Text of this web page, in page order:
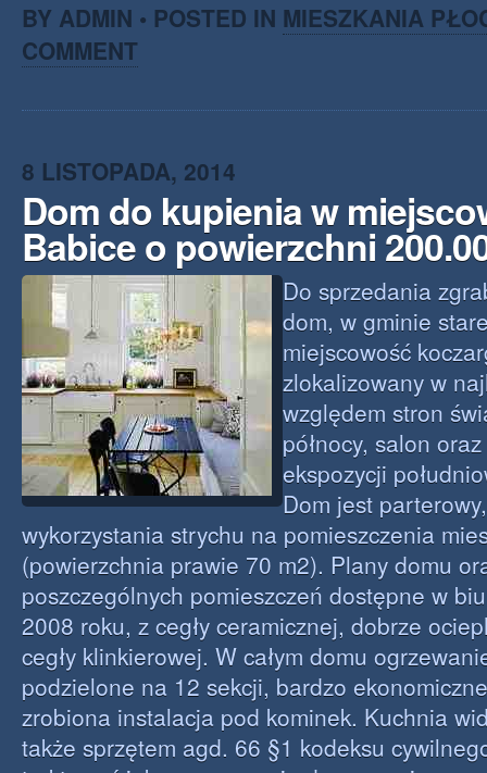
BY ADMIN • POSTED IN MIESZKANIA
COMMENT
8 LISTOPADA, 2014
Dom do kupienia w
Babice o powierzchni
Do sprzedania
dom, w gminie
miejscowość
zlokalizowany w
względem stron
północy, salon
ekspozycji
Dom jest
wykorzystania strychu na pomieszczenia
(powierzchnia prawie 70 m2). Plany domu
poszczególnych pomieszczeń dostępne w
2008 roku, z cegły ceramicznej, dobrze
cegły klinkierowej. W całym domu
podzielone na 12 sekcji, bardzo
zrobiona instalacja pod kominek. Kuchnia
także sprzętem agd. 66 §1 kodeksu